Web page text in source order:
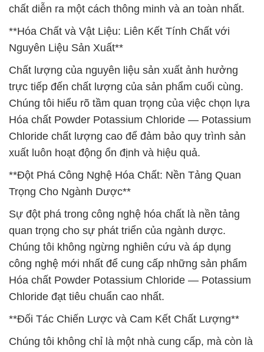
chất diễn ra một cách thông minh và an toàn nhất.
**Hóa Chất và Vật Liệu: Liên Kết Tính Chất với
Nguyên Liệu Sản Xuất**
Chất lượng của nguyên liệu sản xuất ảnh hưởng
trực tiếp đến chất lượng của sản phẩm cuối cùng.
Chúng tôi hiểu rõ tầm quan trọng của việc chọn lựa
Hóa chất Powder Potassium Chloride — Potassium
Chloride chất lượng cao để đảm bảo quy trình sản
xuất luôn hoạt động ổn định và hiệu quả.
**Đột Phá Công Nghệ Hóa Chất: Nền Tảng Quan
Trọng Cho Ngành Dược**
Sự đột phá trong công nghệ hóa chất là nền tảng
quan trọng cho sự phát triển của ngành dược.
Chúng tôi không ngừng nghiên cứu và áp dụng
công nghệ mới nhất để cung cấp những sản phẩm
Hóa chất Powder Potassium Chloride — Potassium
Chloride đạt tiêu chuẩn cao nhất.
**Đối Tác Chiến Lược và Cam Kết Chất Lượng**
Chúng tôi không chỉ là một nhà cung cấp, mà còn là